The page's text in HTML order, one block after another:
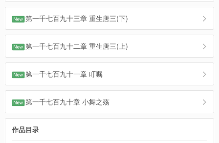
第一千七百九十三章 重生唐三(下)
第一千七百九十二章 重生唐三(上)
第一千七百九十一章 叮嘱
第一千七百九十章 小舞之殇
作品目录